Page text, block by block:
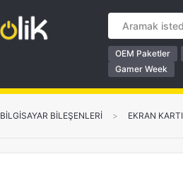
OEM Paketler
Gamer Week
BİLGİSAYAR BİLEŞENLERİ > EKRAN KARTI